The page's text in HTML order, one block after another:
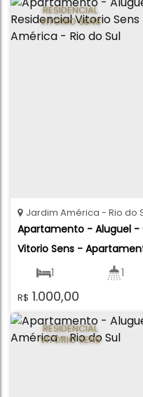
RESIDENCIAL
VITÓRIO SENS
Apartamento - Aluguel -
Vitorio Sens -
do Sul
R$ 1.000,00
Jardim América Rio do
1 1
RESIDENCIAL
VITÓRIO SENS